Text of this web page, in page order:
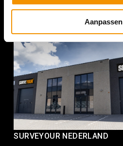
Aanpassen
SURVEYOUR NEDERLAND